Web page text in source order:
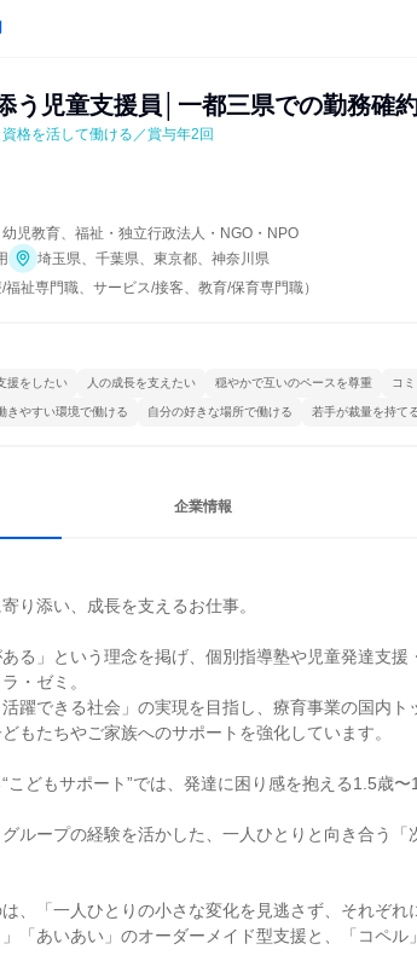
う児童支援員│一都三県での勤務確
格を活して働ける／賞与年2回
児教育、福祉・独立行政法人・NGO・NPO
埼玉県、千葉県、東京都、神奈川県
祉専門職、サービス/接客、教育/保育専門職）
援をしたい 人の成長を支えたい 穏やかで互いのペースを尊重 コ
きやすい環境で働ける 自分の好きな場所で働ける 若手が裁量を持て
企業情報
り添い、成長を支えるお仕事。
ある」という理念を掲げ、個別指導塾や児童発達支援
・ゼミ。
活躍できる社会」の実現を目指し、療育事業の国内
もたちやご家族へのサポートを強化しています。
こどもサポート”では、発達に困り感を抱える1.5歳
ループの経験を活かした、一人ひとりと向き合う「
、「一人ひとりの小さな変化を見逃さず、それぞれ
「あいあい」のオーダーメイド型支援と、「コペル